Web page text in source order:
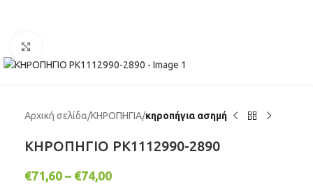
Αρχική σελίδα ΚΗΡΟΠΗΓΙΑ κηροπήγια ασημή
ΚΗΡΟΠΗΓΙΟ PK1112990-2890
€71,60 – €74,00